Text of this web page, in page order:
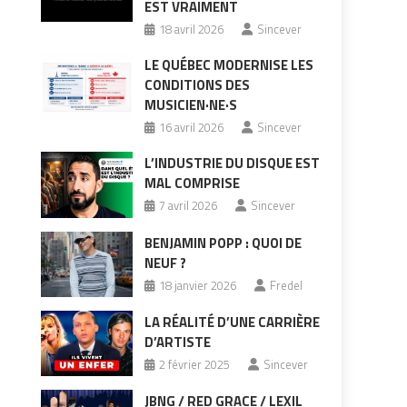
EST VRAIMENT
18 avril 2026 Sincever
LE QUÉBEC MODERNISE LES
CONDITIONS DES
MUSICIEN·NE·S
16 avril 2026 Sincever
L’INDUSTRIE DU DISQUE EST
MAL COMPRISE
7 avril 2026 Sincever
BENJAMIN POPP : QUOI DE
NEUF ?
18 janvier 2026 Fredel
LA RÉALITÉ D’UNE CARRIÈRE
D’ARTISTE
2 février 2025 Sincever
JBNG / RED GRACE / LEXIL